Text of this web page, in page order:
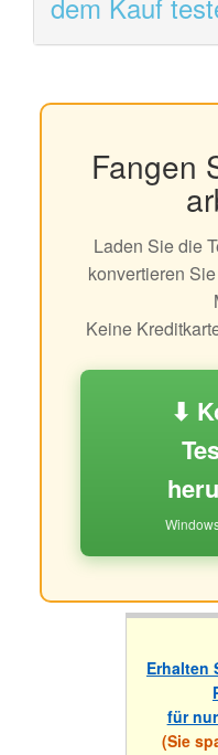
Fangen
Laden Sie die
konvertieren
Keine
⬇
Erhalten
für
(Sie